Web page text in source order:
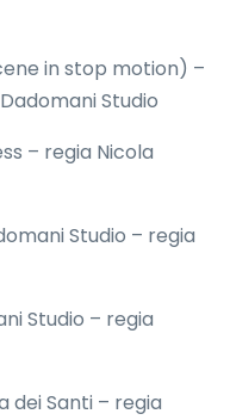
in stop motion) –
Studio
– regia Nicola
Studio – regia
Studio – regia
dei Santi – regia